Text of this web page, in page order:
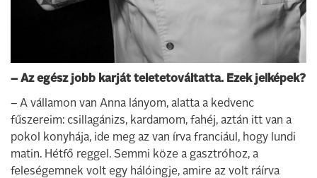
– Az egész jobb karját teletetováltatta. Ezek jelképek?
– A vállamon van Anna lányom, alatta a kedvenc
fűszereim: csillagánizs, kardamom, fahéj, aztán itt van a
pokol konyhája, ide meg az van írva franciául, hogy lundi
matin. Hétfő reggel. Semmi köze a gasztróhoz, a
feleségemnek volt egy hálóingje, amire az volt ráírva